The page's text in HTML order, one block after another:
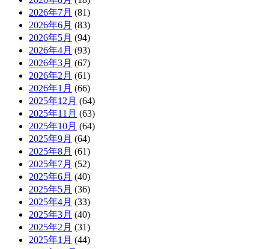
2026年7月 (81)
2026年6月 (83)
2026年5月 (94)
2026年4月 (93)
2026年3月 (67)
2026年2月 (61)
2026年1月 (66)
2025年12月 (64)
2025年11月 (63)
2025年10月 (64)
2025年9月 (64)
2025年8月 (61)
2025年7月 (52)
2025年6月 (40)
2025年5月 (36)
2025年4月 (33)
2025年3月 (40)
2025年2月 (31)
2025年1月 (44)